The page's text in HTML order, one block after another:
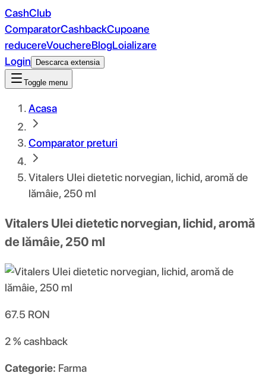
CashClub
ComparatorCashbackCupoane
reducereVouchereBlogLoializare
Login
Descarca extensia
Toggle menu
Acasa
Comparator preturi
Vitalers Ulei dietetic norvegian, lichid, aromă de
lămâie, 250 ml
Vitalers Ulei dietetic norvegian, lichid, aromă
de lămâie, 250 ml
67.5 RON
2 %cashback
Categorie: Farma